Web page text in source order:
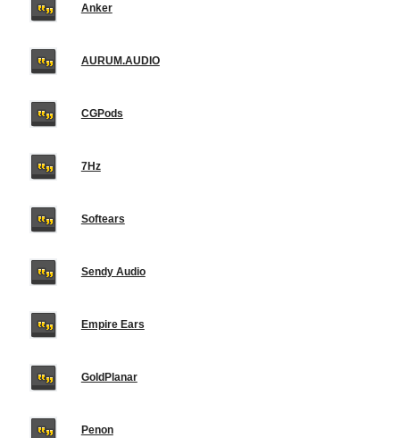
Anker
AURUM.AUDIO
CGPods
7Hz
Softears
Sendy Audio
Empire Ears
GoldPlanar
Penon